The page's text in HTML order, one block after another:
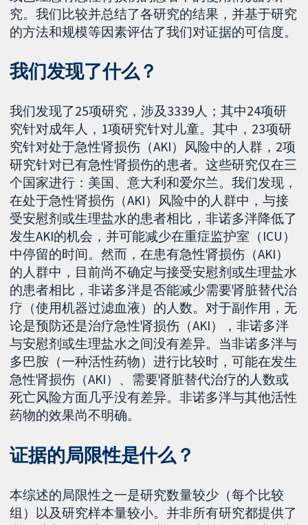
究。我们比较并总结了各研究的结果，并基于研究
的方法和规模等因素评估了我们对证据的可信度。
我们发现了什么？
我们发现了25项研究，涉及3339人；其中24项研
究针对成年人，1项研究针对儿童。其中，23项研
究针对处于急性肾损伤（AKI）风险中的人群，2项
研究针对已有急性肾损伤的患者。这些研究仅在三
个国家进行：美国、意大利和爱尔兰。我们发现，
在处于急性肾损伤（AKI）风险中的人群中，与接
受安慰剂或生理盐水的患者相比，非诺多泮降低了
发生AKI的机会，并可能减少在重症监护室（ICU）
中停留的时间。然而，在患有急性肾损伤（AKI）
的人群中，目前尚不确定与接受安慰剂或生理盐水
的患者相比，非诺多泮是否能减少需要肾脏替代治
疗（使用机器过滤血液）的人数。对于副作用，无
论是预防还是治疗急性肾损伤（AKI），非诺多泮
与安慰剂或生理盐水之间没有差异。当非诺多泮与
多巴胺（一种活性药物）进行比较时，可能在发生
急性肾损伤（AKI）、需要肾脏替代治疗的人数或
死亡风险方面几乎没有差异。非诺多泮与其他活性
药物的效果尚不明确。
证据的局限性是什么？
本综述的局限性之一是研究数量较少（每个比较
组）以及研究样本量较小。并非所有研究都提供了